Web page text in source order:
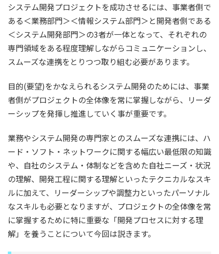
システム開発プロジェクトを成功させるには、事業者側で
ある＜業務部門＞＜情報システム部門＞と開発者側である
＜システム開発部門＞の3者が一体となって、それぞれの
専門領域をある程度理解しながらコミュニケーションし、
スムーズな連携をとりつつ取り組む必要があります。
目的(要望)をかなえられるシステム開発のためには、事業
者側がプロジェクトの全体像を常に掌握しながら、リーダ
ーシップを発揮し推進していく事が重要です。
業務やシステム開発の専門家とのスムーズな連携には、ハ
ード・ソフト・ネットワークに関する幅広い最低限の知識
や、自社のシステム・体制などを含めた自社ニーズ・状況
の理解、開発工程に関する理解といったテクニカルなスキ
ルに加えて、リーダーシップや調整力といったパーソナル
なスキルも必要となりますが、プロジェクトの全体像を常
に掌握するために特に重要な「開発プロセスに対する理
解」を養うことについて今回は説きます。